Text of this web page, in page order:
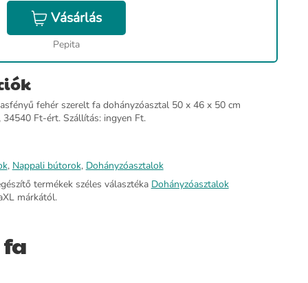
Vásárlás
Pepita
fehér szerelt fa dohányzóasztal 50 x 46 x 50 cm
34540 Ft-ért. Szállítás: ingyen Ft.
, Nappali bútorok, Dohányzóasztalok
termékek széles választéka Dohányzóasztalok
márkától.